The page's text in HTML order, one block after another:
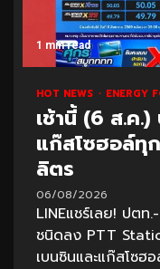
1 min read
HOT NEWS ENERGY
เช้านี้ (6 ส.ค
แก๊สโซฮอล์ทุ
ลิตร
06/08/2026
LINEแชร์เลย! ปต
ชนิดลง PTT
เบนซินและแก๊สโซ